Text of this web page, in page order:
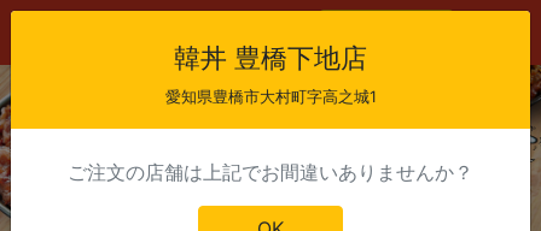
韓丼 豊橋下地店
愛知県豊橋市大村町字高之城1
ご注文の店舗は上記でお間違いありませんか？